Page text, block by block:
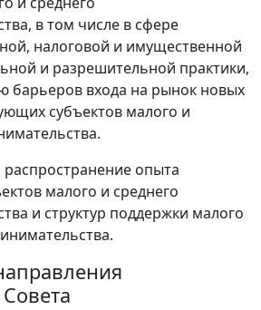
в том числе в сфере
налоговой и имущественной
и разрешительной практики,
барьеров входа на рынок новых
субъектов малого и
опыта
малого и среднего
и структур поддержки малого